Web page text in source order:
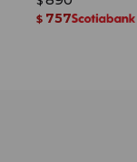
$ 757